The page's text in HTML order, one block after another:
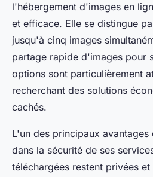
l'hébergement d'images en
et efficace. Elle se distingue
jusqu'à cinq images
partage rapide d'images pour
options sont particulièrement
recherchant des solutions
cachés.
L'un des principaux
dans la sécurité de ses
téléchargées restent privées